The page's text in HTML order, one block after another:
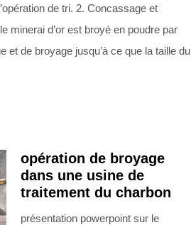
de tri. 2. Concassage et
minerai d’or est broyé en poudre par
et de broyage jusqu’à ce que la taille du
opération de broyage
dans une usine de
traitement du charbon
présentation powerpoint sur le